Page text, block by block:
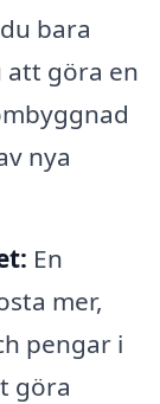
bara
att göra en
nya
En
mer,
pengar i
göra